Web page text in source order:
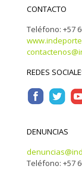
CONTACTO
Teléfono: +57
REDES
DENUNCIAS
Teléfono: +57